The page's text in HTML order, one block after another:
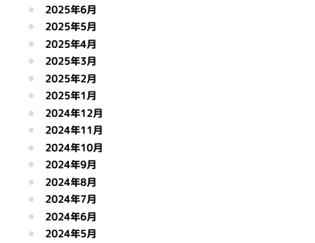
2025年6月
2025年5月
2025年4月
2025年3月
2025年2月
2025年1月
2024年12月
2024年11月
2024年10月
2024年9月
2024年8月
2024年7月
2024年6月
2024年5月